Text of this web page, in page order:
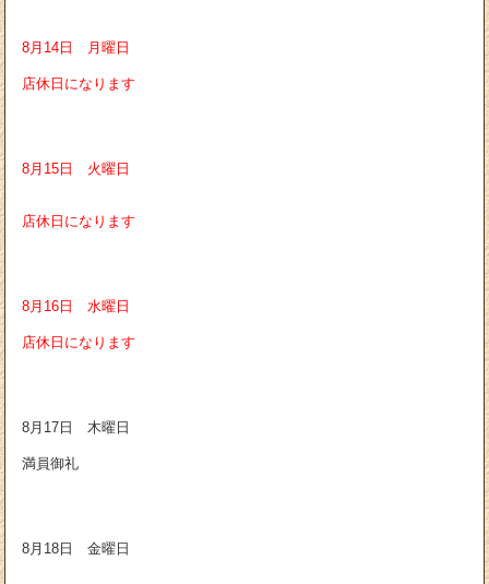
8月14日 月曜日
店休日になります
8月15日 火曜日
店休日になります
8月16日 水曜日
店休日になります
8月17日 木曜日
満員御礼
8月18日 金曜日